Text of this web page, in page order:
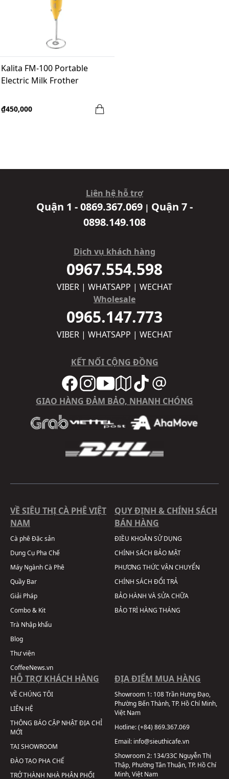
Kalita FM-100 Portable
Electric Milk Frother
₫450,000
Liên hệ hỗ trợ
Quận 1 - 0869.367.069 | Quận 7 -
0898.149.108
Dịch vụ khách hàng
0967.554.598
VIBER | WHATSAPP | WECHAT
Wholesale
0965.147.773
VIBER | WHATSAPP | WECHAT
KẾT NỐI CỘNG ĐỒNG
GIAO HÀNG ĐẢM BẢO, NHANH CHÓNG
VỀ SIÊU THỊ CÀ PHÊ VIỆT
NAM
Cà phê Đặc sản
Dụng Cụ Pha Chế
Máy Ngành Cà Phê
Quầy Bar
Giải Pháp
Combo & Kit
Trà Nhập khẩu
Blog
Thư viện
CoffeeNews.vn
QUY ĐỊNH & CHÍNH SÁCH
BÁN HÀNG
ĐIỀU KHOẢN SỬ DỤNG
CHÍNH SÁCH BẢO MẬT
PHƯƠNG THỨC VẬN CHUYỂN
CHÍNH SÁCH ĐỔI TRẢ
BẢO HÀNH VÀ SỬA CHỮA
BẢO TRÌ HÀNG THÁNG
HỖ TRỢ KHÁCH HÀNG
VỀ CHÚNG TÔI
LIÊN HỆ
THÔNG BÁO CẬP NHẬT ĐỊA CHỈ
MỚI
TẠI SHOWROOM
ĐÀO TẠO PHA CHẾ
TRỞ THÀNH NHÀ PHÂN PHỐI
ĐỊA ĐIỂM MUA HÀNG
Showroom 1: 108 Trần Hưng Đạo,
Phường Bến Thành, TP. Hồ Chí Minh,
Việt Nam
Hotline:(+84) 869.367.069
Email: info@sieuthicafe.vn
Showroom 2: 134/33C Nguyễn Thị
Thập, Phường Tân Thuận, TP. Hồ Chí
Minh, Việt Nam